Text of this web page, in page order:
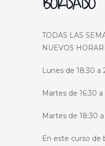
TODAS LAS
NUEVOS
Lunes de 18:30 a
Martes de 16:30 a
Martes de 18:30
En este curso de